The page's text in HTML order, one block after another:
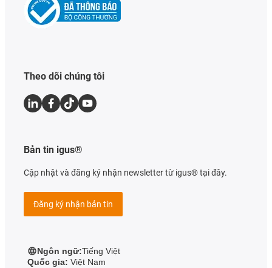
Theo dõi chúng tôi
Bản tin igus®
Cập nhật và đăng ký nhận newsletter từ igus® tại đây.
Đăng ký nhận bản tin
Ngôn ngữ:Tiếng Việt
Quốc gia: Việt Nam